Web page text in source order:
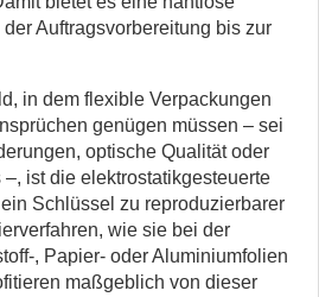
Auftragsvorbereitung bis zur
in dem flexible Verpackungen
genügen müssen – sei
optische Qualität oder
ist die elektrostatikgesteuerte
Schlüssel zu reproduzierbarer
wie sie bei der
, Papier- oder Aluminiumfolien
maßgeblich von dieser